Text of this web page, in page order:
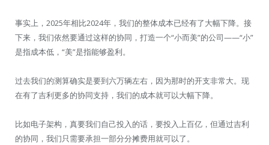
事实上，2025年相比2024年，我们的整体成本已经有了大幅下降。接
下来，我们依然要通过这样的协同，打造一个“小而美”的公司——“小”
是指成本低，“美”是指能够盈利。
过去我们的测算确实是要到六万辆左右，因为那时的开支非常大。现
在有了吉利更多的协同支持，我们的成本就可以大幅下降。
比如电子架构，真要我们自己投入的话，要投入上百亿，但通过吉利
的协同，我们只需要承担一部分分摊费用就可以了。